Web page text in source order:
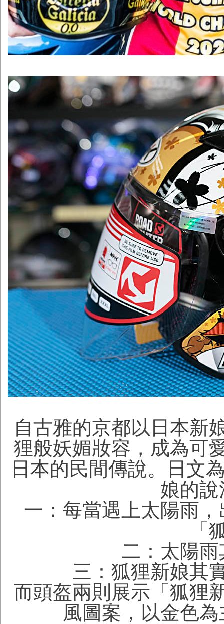
自古雅的京都以日本新
狸般妖媚妝容，成為可
日本的民間傳說。日文
娘的
一：每當遇上太陽雨
「
二：太陽
三：狐狸新娘其
而頭盔兩則展示「狐狸
風圖案，以金色